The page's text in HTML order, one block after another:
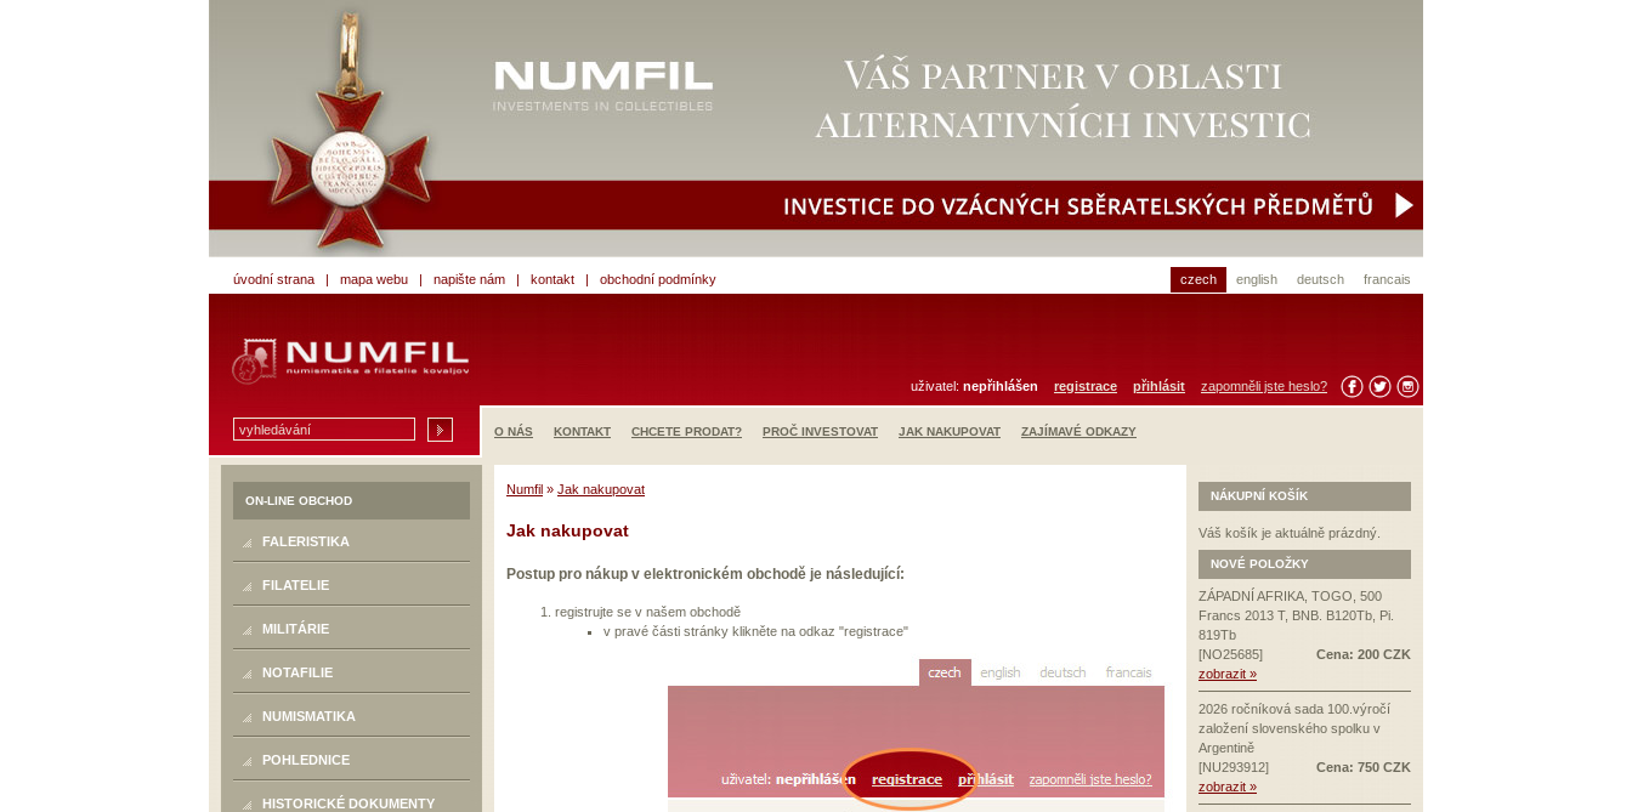
úvodní strana | mapa webu | napište nám | kontakt | obchodní podmínky francais
deutsch
english
czech
uživatel: nepřihlášen registrace přihlásit zapomněli jste heslo?
O NÁS KONTAKT CHCETE PRODAT? PROČ INVESTOVAT JAK NAKUPOVAT ZAJÍMAVÉ ODKAZY
ON-LINE OBCHOD
FALERISTIKA
FILATELIE
MILITÁRIE
NOTAFILIE
NUMISMATIKA
POHLEDNICE
HISTORICKÉ DOKUMENTY
Numfil » Jak nakupovat
Jak nakupovat
Postup pro nákup v elektronickém obchodě je následující:
registrujte se v našem obchodě
v pravé části stránky klikněte na odkaz "registrace"
NÁKUPNÍ KOŠÍK
Váš košík je aktuálně prázdný.
NOVÉ POLOŽKY
ZÁPADNÍ AFRIKA, TOGO, 500
Francs 2013 T, BNB. B120Tb, Pi.
819Tb
Cena: 200 CZK
[NO25685]
zobrazit »
2026 ročníková sada 100.výročí
založení slovenského spolku v
Argentině
Cena: 750 CZK
[NU293912]
zobrazit »